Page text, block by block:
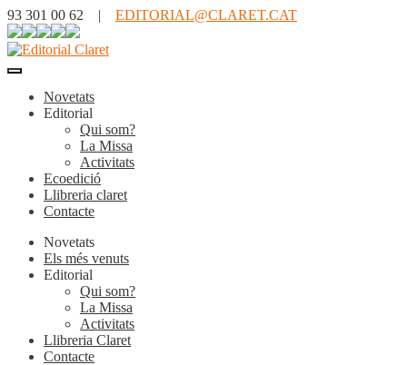
93 301 00 62 | EDITORIAL@CLARET.CAT
Novetats
Editorial
Qui som?
La Missa
Activitats
Ecoedició
Llibreria claret
Contacte
Novetats
Els més venuts
Editorial
Qui som?
La Missa
Activitats
Llibreria Claret
Contacte